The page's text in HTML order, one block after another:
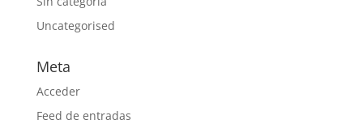
Uncategorised
Meta
Acceder
Feed de entradas